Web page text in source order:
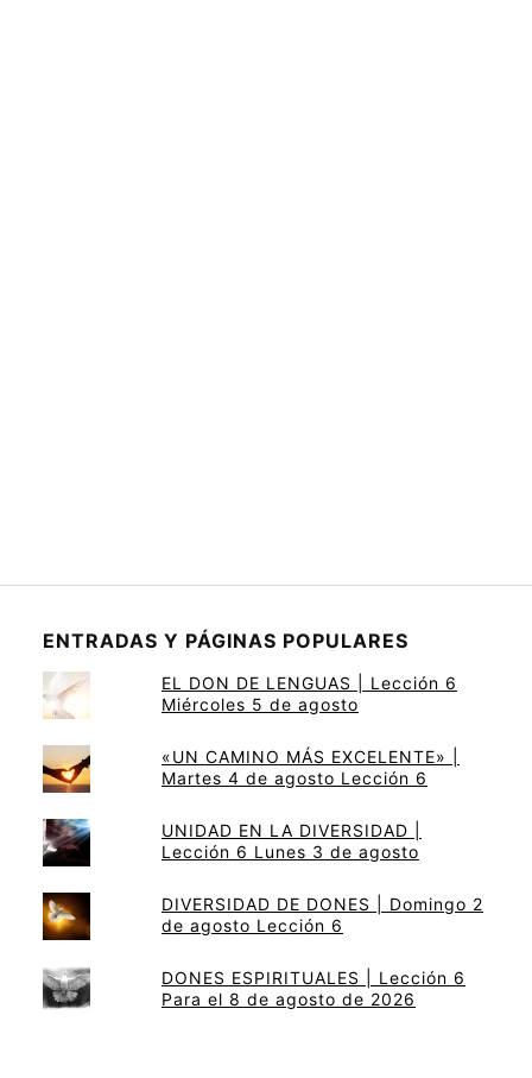
ENTRADAS Y PÁGINAS POPULARES
EL DON DE LENGUAS | Lección 6
Miércoles 5 de agosto
«UN CAMINO MÁS EXCELENTE» |
Martes 4 de agosto Lección 6
UNIDAD EN LA DIVERSIDAD |
Lección 6 Lunes 3 de agosto
DIVERSIDAD DE DONES | Domingo 2
de agosto Lección 6
DONES ESPIRITUALES | Lección 6
Para el 8 de agosto de 2026